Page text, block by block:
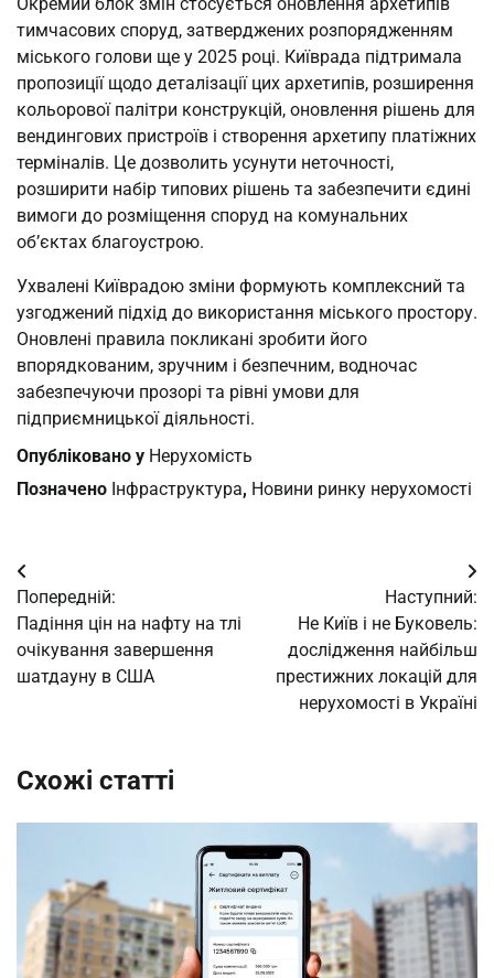
тимчасових споруд, затверджених розпорядженням
міського голови ще у 2025 році. Київрада підтримала
пропозиції щодо деталізації цих архетипів, розширення
кольорової палітри конструкцій, оновлення рішень для
вендингових пристроїв і створення архетипу платіжних
терміналів. Це дозволить усунути неточності,
розширити набір типових рішень та забезпечити єдині
вимоги до розміщення споруд на комунальних
об’єктах благоустрою.
Ухвалені Київрадою зміни формують комплексний та
узгоджений підхід до використання міського простору.
Оновлені правила покликані зробити його
впорядкованим, зручним і безпечним, водночас
забезпечуючи прозорі та рівні умови для
підприємницької діяльності.
Опубліковано у Нерухомість
Позначено Iнфраструктура, Новини ринку нерухомості
Навігація
записів
Попередній:
Падіння цін на нафту на тлі
очікування завершення
шатдауну в США
Наступний:
Не Київ і не Буковель:
дослідження найбільш
престижних локацій для
нерухомості в Україні
Схожі статті